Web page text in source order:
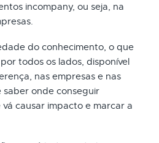
incompany, ou seja, na
do conhecimento, o que
todos os lados, disponível
nas empresas e nas
saber onde conseguir
causar impacto e marcar a